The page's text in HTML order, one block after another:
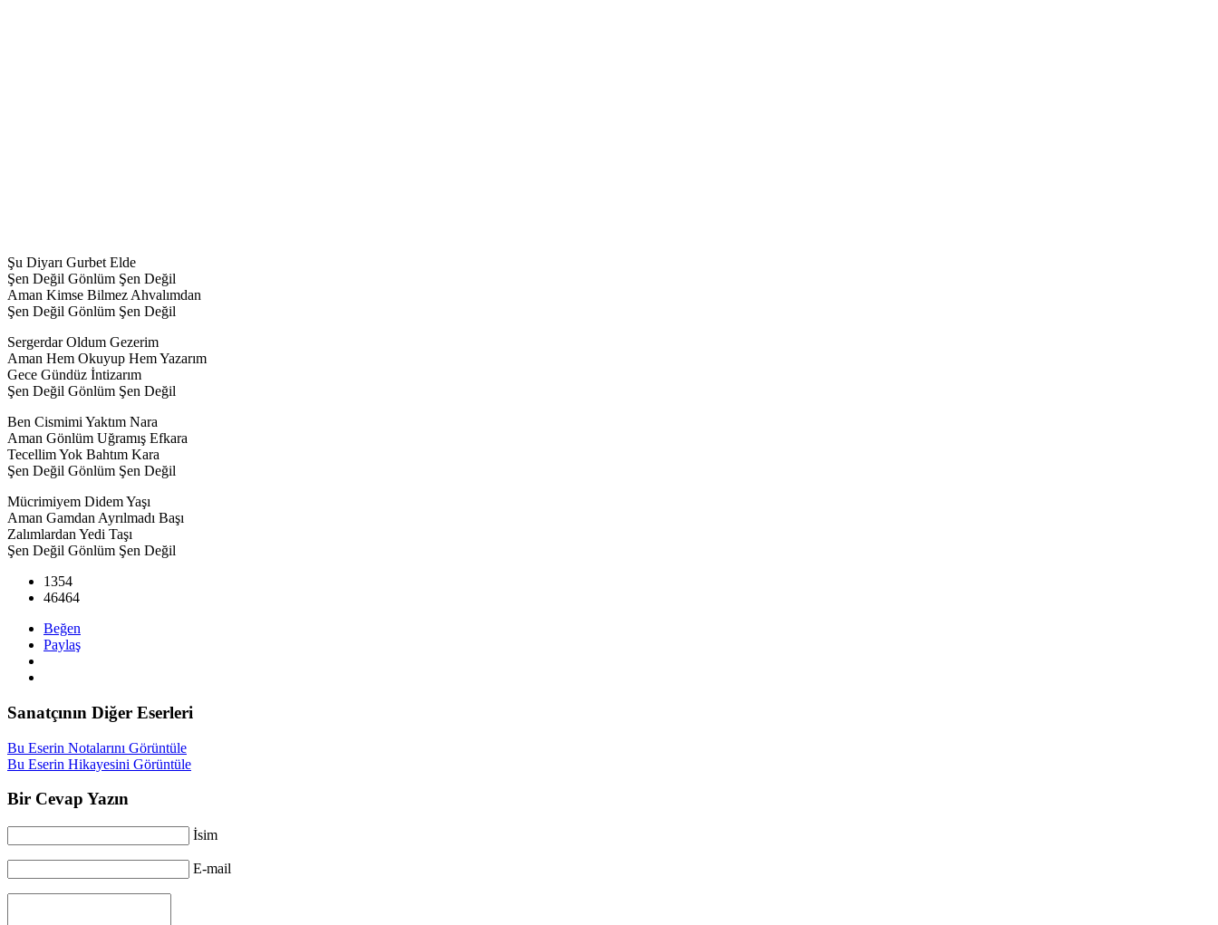
Şu Diyarı Gurbet Elde
Şen Değil Gönlüm Şen Değil
Aman Kimse Bilmez Ahvalımdan
Şen Değil Gönlüm Şen Değil
Sergerdar Oldum Gezerim
Aman Hem Okuyup Hem Yazarım
Gece Gündüz İntizarım
Şen Değil Gönlüm Şen Değil
Ben Cismimi Yaktım Nara
Aman Gönlüm Uğramış Efkara
Tecellim Yok Bahtım Kara
Şen Değil Gönlüm Şen Değil
Mücrimiyem Didem Yaşı
Aman Gamdan Ayrılmadı Başı
Zalımlardan Yedi Taşı
Şen Değil Gönlüm Şen Değil
1354
46464
Beğen
Paylaş
Sanatçının Diğer Eserleri
Bu Eserin Notalarını Görüntüle
Bu Eserin Hikayesini Görüntüle
Bir Cevap Yazın
İsim
E-mail